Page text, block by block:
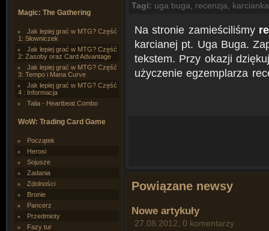
Magic: The Gathering
Jak lepiej grać w MTG? Część
1: Słowniczek
Jak lepiej grać w MTG? Część
2: Zasoby oraz Card Advantage
Jak lepiej grać w MTG? Część
3: Tempo i Mana Curve
Jak lepiej grać w MTG? Część
4 : Informacja
Talia - Heartbeat Combo
WoW: Trading Card Game
Początek
Herosi
Sojusze
Zadania
Zdolności
Bronie
Pancerz
Przedmioty
Fazy tur
Tagi: uga buga recenzja karcianka
Na stronie zamieściliśmy
karcianej pt. Uga Buga.
tekstem. Przy okazji
użyczenie egzemplarza
Powiązane newsy
Nowe artykuły
27.08.2012, 0 komentarzy